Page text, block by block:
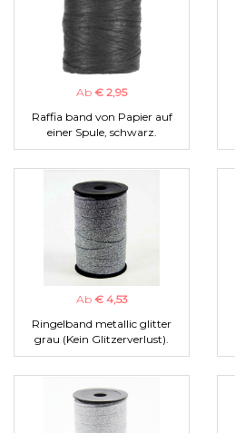
Ab € 2,95
Raffia band von Papier auf
einer Spule, schwarz.
Ab € 4,53
Ringelband metallic glitter
grau (Kein Glitzerverlust).